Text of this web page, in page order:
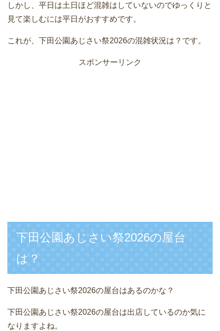
しかし、平日は土日ほど混雑はしていないのでゆっくりと
見て楽しむには平日がおすすめです。
これが、下田公園あじさい祭2026の混雑状況は？です。
スポンサーリンク
下田公園あじさい祭2026の屋台
は？
下田公園あじさい祭2026の屋台はあるのかな？
下田公園あじさい祭2026の屋台は出店しているのか気に
なりますよね。